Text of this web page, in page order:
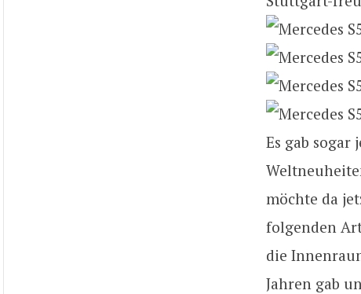
Es gab sogar
möchte da
folgenden
die
Jahren gab